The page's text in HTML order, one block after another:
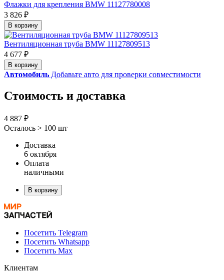
Флажки для крепления BMW 11127780008
3 826 ₽
В корзину
Вентиляционная труба BMW 11127809513
4 677 ₽
В корзину
Автомобиль Добавьте авто для проверки совместимости
Стоимость и доставка
4 887 ₽
Осталось > 100 шт
Доставка
6 октября
Оплата
наличными
В корзину
Посетить Telegram
Посетить Whatsapp
Посетить Max
Клиентам